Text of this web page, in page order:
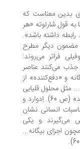
معناست که
شارلوته «هر
باشد».
دیگر مطرح
می‌روند:
عناصر
از
قلیایی
که به کمک آن روغن و اب با هم ترکیب می‌شوند» (ص 60). اِدوارد و
انسانی نشان
و یکی
بیگانه...